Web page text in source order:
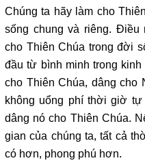
Chúng ta hãy làm cho
sống chung và riêng.
cho Thiên Chúa trong đời
đầu từ bình minh trong
cho Thiên Chúa, dâng cho
không uổng phí thời giờ
dâng nó cho Thiên Chúa.
gian của chúng ta, tất cả
có hơn, phong phú hơn.